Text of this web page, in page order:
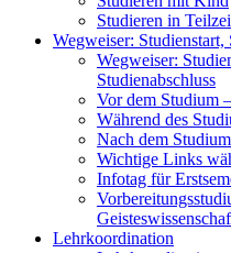
Studieren in
Wegweiser:
Wegweiser:
Studienabschluss
Vor dem Studium
Während des
Nach dem
Wichtige Links
Infotag für
Lehrkoordination